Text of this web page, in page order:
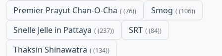
Premier Prayut Chan-O-Cha (76) Smog (106)
Snelle Jelle in Pattaya (237) SRT (84)
Thaksin Shinawatra (134)